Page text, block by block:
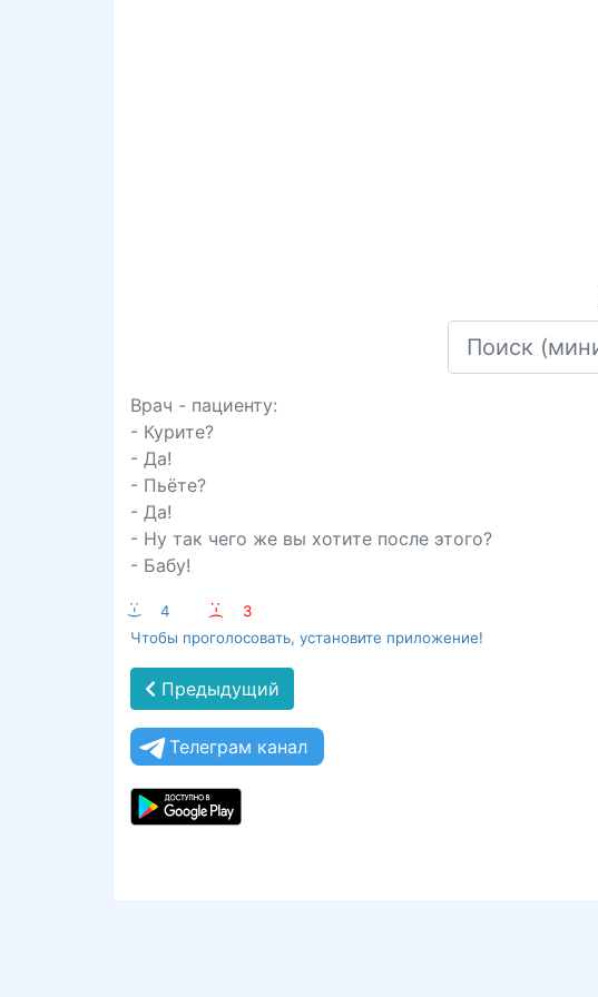
Врач - пациенту:
- Курите?
- Да!
- Пьёте?
- Да!
- Ну так чего же вы хотите после этого?
- Бабу!
:-) 4 :-(
3
Чтобы проголосовать, установите приложение!
Предыдущий
Телеграм канал